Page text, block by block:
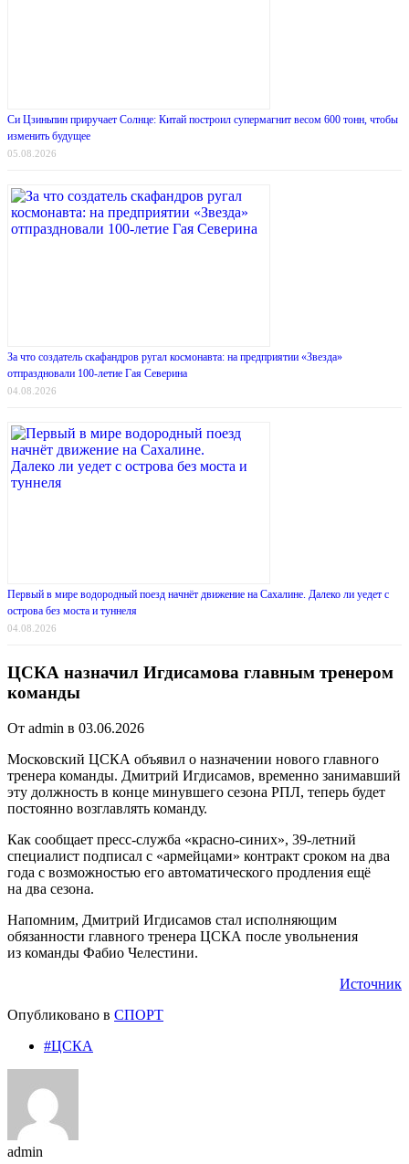
Си Цзиньпин приручает Солнце: Китай построил супермагнит весом 600 тонн, чтобы
изменить будущее
05.08.2026
За что создатель скафандров ругал космонавта: на предприятии «Звезда»
отпраздновали 100-летие Гая Северина
04.08.2026
Первый в мире водородный поезд начнёт движение на Сахалине. Далеко ли уедет с
острова без моста и туннеля
04.08.2026
ЦСКА назначил Игдисамова главным тренером
команды
От admin в 03.06.2026
Московский ЦСКА объявил о назначении нового главного
тренера команды. Дмитрий Игдисамов, временно занимавший
эту должность в конце минувшего сезона РПЛ, теперь будет
постоянно возглавлять команду.
Как сообщает пресс-служба «красно-синих», 39-летний
специалист подписал с «армейцами» контракт сроком на два
года с возможностью его автоматического продления ещё
на два сезона.
Напомним, Дмитрий Игдисамов стал исполняющим
обязанности главного тренера ЦСКА после увольнения
из команды Фабио Челестини.
Источник
Опубликовано в СПОРТ
#ЦСКА
admin